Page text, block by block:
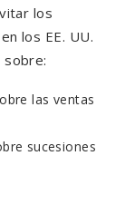
los
los EE. UU.
las ventas
sucesiones